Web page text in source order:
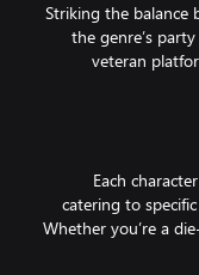
Striking the balance
the genre’s
veteran
Each
catering to
Whether you’re a